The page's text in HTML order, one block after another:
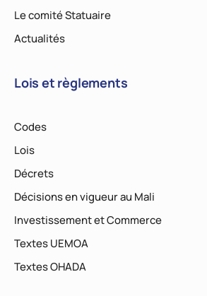
Le comité Statuaire
Actualités
Lois et règlements
Codes
Lois
Décrets
Décisions en vigueur au Mali
Investissement et Commerce
Textes UEMOA
Textes OHADA